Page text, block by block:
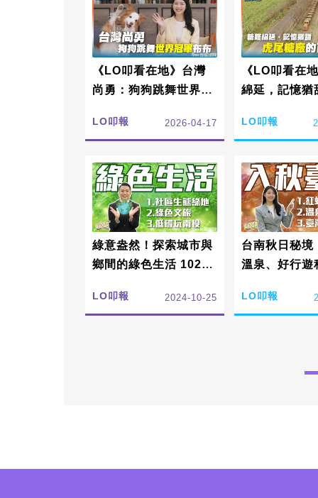
《LO叩看在地》台灣
尚勇：狗狗跳舞世界冠
LO叩報 2026-04-17
《LO叩看在
綿延，記憶猶
LO叩報
綠意盎然！探索城市與
鄉間的綠色生活 1025
LO叩報 2024-10-25
台南秋日秘境
溫泉、好行遊
LO叩報